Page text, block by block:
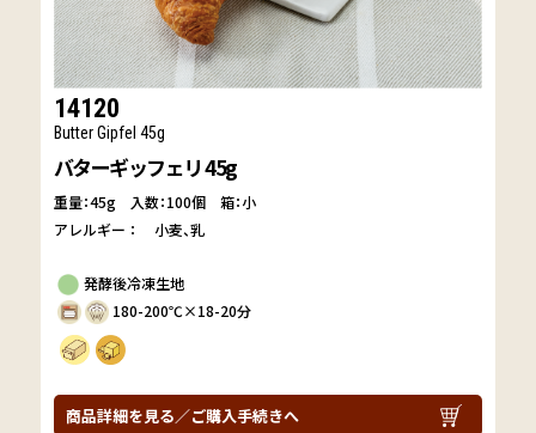
14120
Butter Gipfel 45g
バターギッフェリ 45g
重量：45g
入数：100個 箱：小
アレルギー：
小麦 乳
発酵後冷凍生地
180-200℃×18-20分
商品詳細を見る／ご購入手続きへ